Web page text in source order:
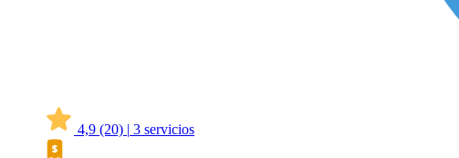
4,9 (20) | 3 servicios